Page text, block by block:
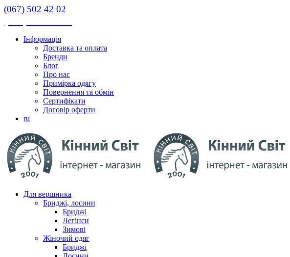
(067) 502 42 02
Інформація
Доставка та оплата
Бренди
Блог
Про нас
Примірка одягу
Повернення та обмін
Сертифікати
Договір оферти
ru
Для вершника
Бриджі, лосини
Бриджі
Легінси
Зимові
Жіночий одяг
Бриджі